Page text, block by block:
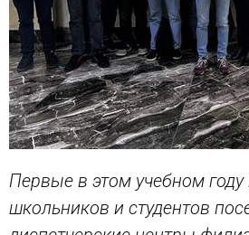
Первые в этом учебном году
школьников и студентов